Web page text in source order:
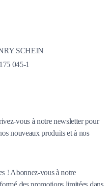
SCHEIN
045-1
vous à notre newsletter pour
nouveaux produits et à nos
! Abonnez-vous à notre